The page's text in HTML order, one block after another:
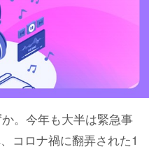
。今年も大半は緊急事
コロナ禍に翻弄された1